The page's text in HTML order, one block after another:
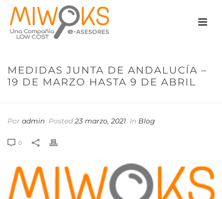
MEDIDAS JUNTA DE ANDALUCÍA –
19 DE MARZO HASTA 9 DE ABRIL
Por admin Posted23 marzo, 2021 In Blog
0